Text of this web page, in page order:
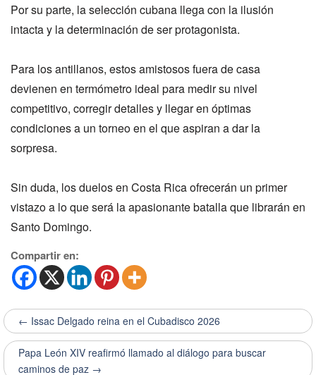
Por su parte, la selección cubana llega con la ilusión
intacta y la determinación de ser protagonista.
Para los antillanos, estos amistosos fuera de casa
devienen en termómetro ideal para medir su nivel
competitivo, corregir detalles y llegar en óptimas
condiciones a un torneo en el que aspiran a dar la
sorpresa.
Sin duda, los duelos en Costa Rica ofrecerán un primer
vistazo a lo que será la apasionante batalla que librarán en
Santo Domingo.
Compartir en:
← Issac Delgado reina en el Cubadisco 2026
Papa León XIV reafirmó llamado al diálogo para buscar
caminos de paz →